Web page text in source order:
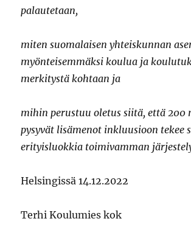
palautetaan,
miten suomalaisen yhteiskunnan
myönteisemmäksi koulua ja
merkitystä kohtaan ja
mihin perustuu oletus siitä, että 200
pysyvät lisämenot inkluusioon tekee
erityisluokkia toimivamman
Helsingissä 14.12.2022
Terhi Koulumies kok